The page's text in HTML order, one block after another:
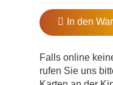
In den
Falls online
rufen Sie uns